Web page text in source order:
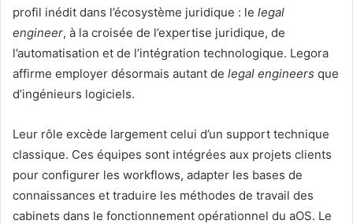
profil inédit dans l’écosystème juridique : le legal
engineer, à la croisée de l’expertise juridique, de
l’automatisation et de l’intégration technologique. Legora
affirme employer désormais autant de legal engineers que
d’ingénieurs logiciels.
Leur rôle excède largement celui d’un support technique
classique. Ces équipes sont intégrées aux projets clients
pour configurer les workflows, adapter les bases de
connaissances et traduire les méthodes de travail des
cabinets dans le fonctionnement opérationnel du aOS. Le